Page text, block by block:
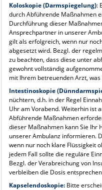
Koloskopie (Darmspiegelung):
durch Abführende Maßnahmen
Durchführung dieser
Ansprechpartner in unserer
gilt als erfolgreich, wenn nur
abgesetzt wird. Bezgl. der
zu beachten, dass diese unter
gewohnt vollständig
mit Ihrem betreuenden Arzt,
Intestinoskopie
nüchtern, d.h. in der Regel
Uhr am Vorabend. Weiterhin ist
Abführende Maßnahmen
dieser Maßnahmen kann Sie Ihr
unserer Ambulanz informieren.
wenn nur noch klare Flüssigkeit
jedem Fall sollte die reguläre
Bezgl. der Verabreichung von
verbleiben die Dosis
Kapselendoskopie:Bitte